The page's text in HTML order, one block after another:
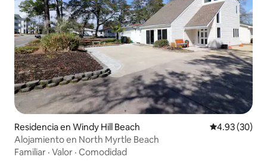
Residencia en Windy Hill Beach Calificación
4.93 (30)
Alojamiento en North Myrtle Beach
Familiar · Valor · Comodidad